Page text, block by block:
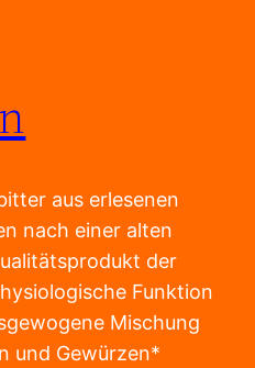
aus erlesenen
nach einer alten
der
Funktion
Mischung
und Gewürzen*